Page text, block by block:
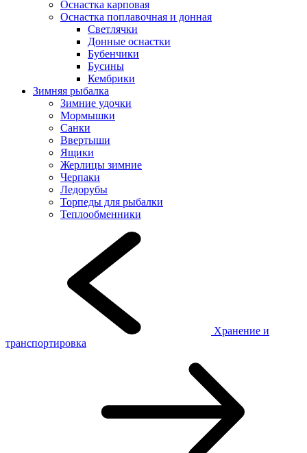
Оснастка карповая
Оснастка поплавочная и донная
Светлячки
Донные оснастки
Бубенчики
Бусины
Кембрики
Зимняя рыбалка
Зимние удочки
Мормышки
Санки
Ввертыши
Ящики
Жерлицы зимние
Черпаки
Ледорубы
Торпеды для рыбалки
Теплообменники
Хранение и
транспортировка